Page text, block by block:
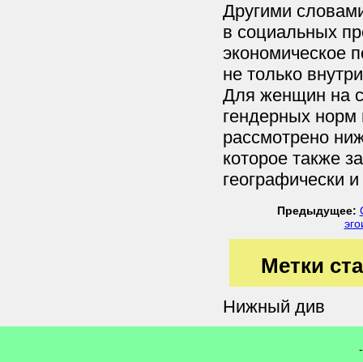
Другими
в социальных
экономическое
не только
Для женщин на
гендерных
рассмотрено
которое также
географически
Предыдущее:
Метки
Нижный див